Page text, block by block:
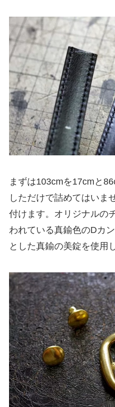
まずは103cmを17cmと
しただけで詰めてはいま
付けます。オリジナルの
われている真鍮色のDカ
とした真鍮の美錠を使用